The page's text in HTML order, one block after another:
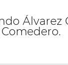
Álvarez